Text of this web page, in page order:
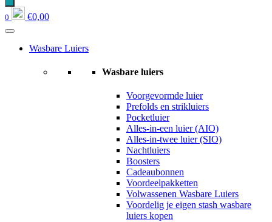
0 €0,00
Wasbare Luiers
Wasbare luiers
Voorgevormde luier
Prefolds en strikluiers
Pocketluier
Alles-in-een luier (AIO)
Alles-in-twee luier (SIO)
Nachtluiers
Boosters
Cadeaubonnen
Voordeelpakketten
Volwassenen Wasbare Luiers
Voordelig je eigen stash wasbare
luiers kopen